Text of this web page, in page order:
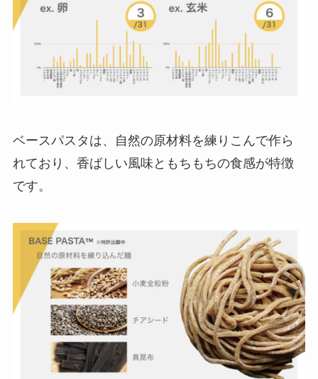
ベースパスタは、自然の原材料を練りこんで作ら
れており、香ばしい風味ともちもちの食感が特徴
です。